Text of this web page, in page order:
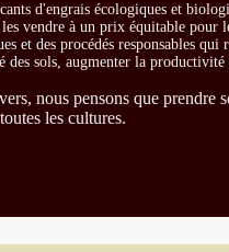
d'engrais écologiques et
les vendre à un prix équitable
et des procédés responsables
sols, augmenter la
nous pensons que prendre
les cultures.